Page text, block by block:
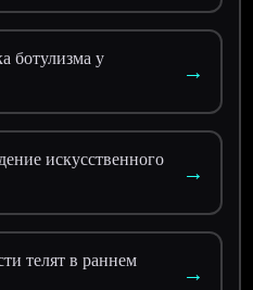
ботулизма у
→
искусственного
→
телят в раннем
→